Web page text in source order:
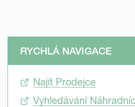
RYCHLÁ NAVIGACE
Najít Prodejce
Vyhledávání